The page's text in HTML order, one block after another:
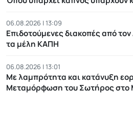
06.08.2026 | 13:09
Επιδοτούμενες διακοπές από
τα μέλη ΚΑΠΗ
06.08.2026 | 13:01
Με λαμπρότητα και κατάνυξη
Μεταμόρφωση του Σωτήρος στο